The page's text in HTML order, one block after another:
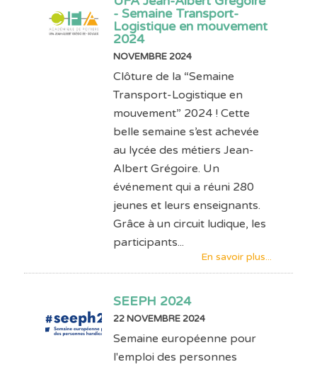
- Semaine Transport-
Logistique en mouvement
2024
NOVEMBRE 2024
Clôture de la “Semaine
Transport-Logistique en
mouvement” 2024 ! Cette
belle semaine s’est achevée
au lycée des métiers Jean-
Albert Grégoire. Un
événement qui a réuni 280
jeunes et leurs enseignants.
Grâce à un circuit ludique, les
participants...
En savoir plus...
SEEPH 2024
22 NOVEMBRE 2024
Semaine européenne pour
l'emploi des personnes